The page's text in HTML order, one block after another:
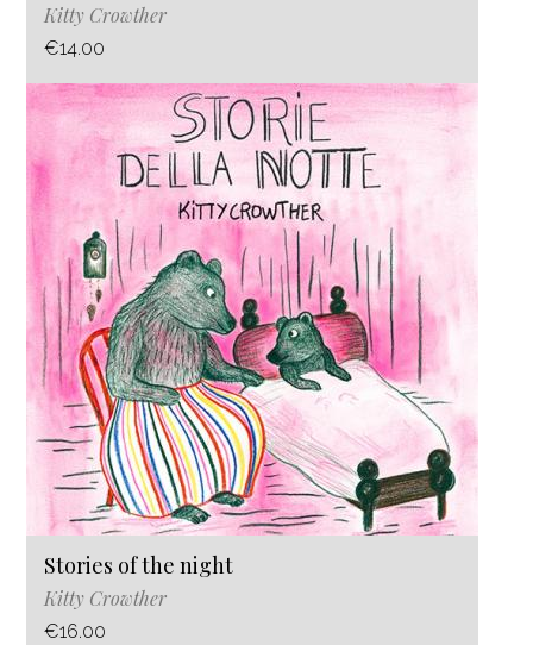
Kitty Crowther
€14.00
Stories of the night
Kitty Crowther
€16.00